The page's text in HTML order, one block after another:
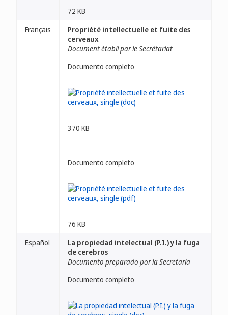
72 KB
Français
Propriété intellectuelle et fuite des
cerveaux
Document établi par le Secrétariat
Documento completo
370 KB
Documento completo
76 KB
Español
La propiedad intelectual (P.I.) y la fuga
de cerebros
Documento preparado por la Secretaría
Documento completo